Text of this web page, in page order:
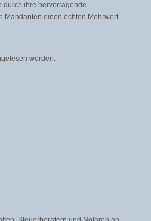
durch ihre hervorragende
Mandanten einen echten Mehrwert
werden.